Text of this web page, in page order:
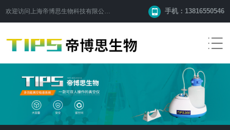
欢迎访问 上海帝博思生物科技有限公司 手机：13816550546